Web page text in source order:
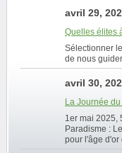
avril 29,
Quelles élites
Sélectionner
de nous
avril 30,
La Journée
1er mai 2025,
Paradisme :
pour l'âge d'or